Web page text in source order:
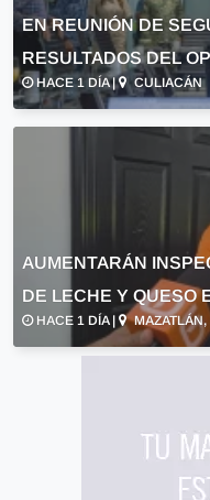
EN REUNIÓN DE
RESULTADOS DEL
HACE 1 DÍA | CULIACÁN
AUMENTARÁN
DE LECHE Y QUESO
HACE 1 DÍA | MAZATLÁN,